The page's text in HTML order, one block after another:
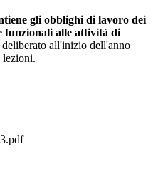
gli obblighi di lavoro dei
funzionali alle attività di
deliberato all'inizio dell'anno
lezioni.